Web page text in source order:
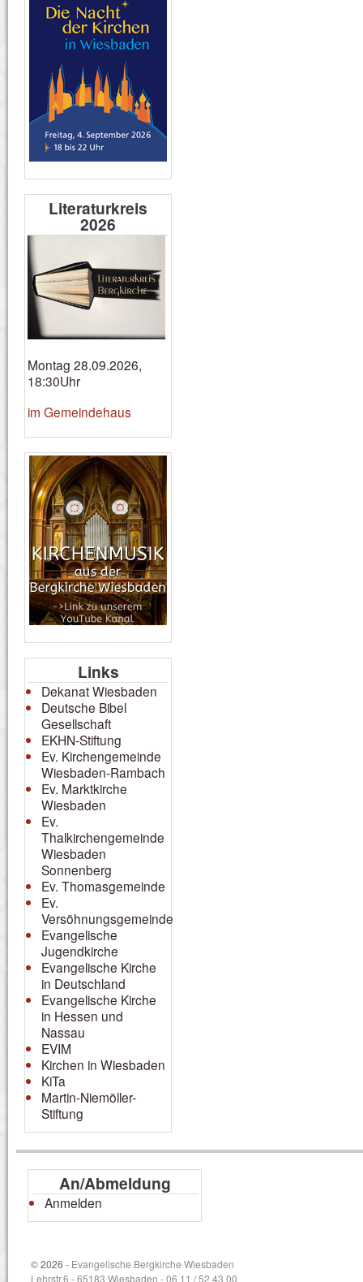
Literaturkreis
2026
Montag 28.09.2026,
18:30Uhr
im Gemeindehaus
Links
Dekanat Wiesbaden
Deutsche Bibel
Gesellschaft
EKHN-Stiftung
Ev. Kirchengemeinde
Wiesbaden-Rambach
Ev. Marktkirche
Wiesbaden
Ev.
Thalkirchengemeinde
Wiesbaden
Sonnenberg
Ev. Thomasgemeinde
Ev.
Versöhnungsgemeinde
Evangelische
Jugendkirche
Evangelische Kirche
in Deutschland
Evangelische Kirche
in Hessen und
Nassau
EVIM
Kirchen in Wiesbaden
KiTa
Martin-Niemöller-
Stiftung
An/Abmeldung
Anmelden
© 2026 - Evangelische Bergkirche Wiesbaden
Lehrstr.6 - 65183 Wiesbaden - 06 11 / 52 43 00